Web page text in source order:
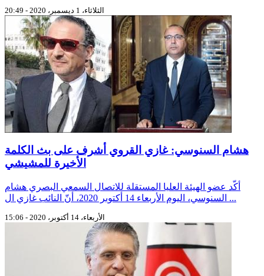
الثلاثاء، 1 ديسمبر، 2020 - 20:49
هشام السنوسي: غازي القروي أشرف على بث الكلمة
الأخيرة للمشيشي
أكّد عضو الهيئة العليا المستقلة للاتصال السمعي البصري هشام
السنوسي، اليوم الأربعاء 14 أكتوبر 2020، أنّ النائب غازي ال ...
الأربعاء، 14 أكتوبر، 2020 - 15:06